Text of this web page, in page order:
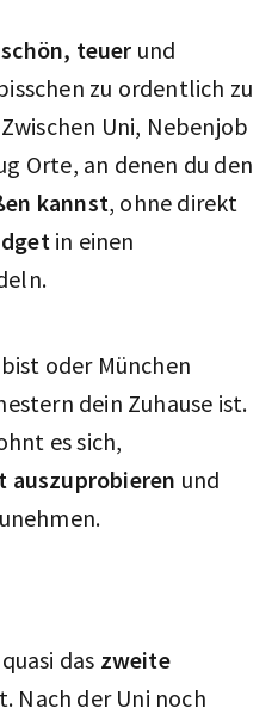
teuer und
zu ordentlich zu
Uni, Nebenjob
Orte, an denen du den
kannst, ohne direkt
in einen
oder München
dein Zuhause ist.
es sich,
auszuprobieren und
das zweite
Nach der Uni noch